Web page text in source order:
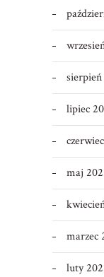
lipiec
maj
marzec
luty